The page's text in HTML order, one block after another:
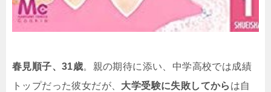
春見順子、31歳。親の期待に添い、中学高校では成績
トップだった彼女だが、 大学受験に失敗してから は自